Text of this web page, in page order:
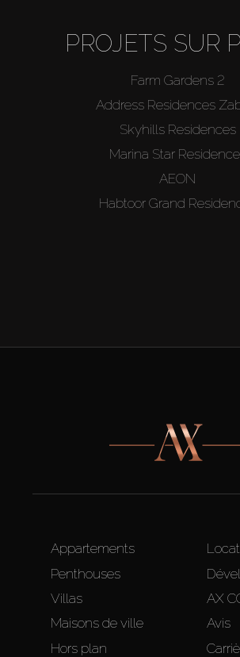
PROJETS SUR
Farm Gardens 2
Address Residences
Skyhills Residences
Marina Star
AEON
Habtoor Grand
Appartements
Penthouses
Villas
Maisons de ville
Hors plan
AX
Avis